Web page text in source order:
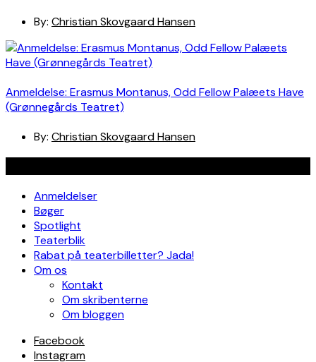
By: Christian Skovgaard Hansen
Anmeldelse: Erasmus Montanus, Odd Fellow Palæets Have
(Grønnegårds Teatret)
By: Christian Skovgaard Hansen
Anmeldelser
Bøger
Spotlight
Teaterblik
Rabat på teaterbilletter? Jada!
Om os
Kontakt
Om skribenterne
Om bloggen
Facebook
Instagram